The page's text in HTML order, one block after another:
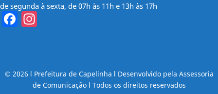
de segunda à sexta, de 07h às 11h e 13h às 17h
Facebook
© 2026 l Prefeitura de Capelinha l Desenvolvido pela Assessoria
de Comunicação l Todos os direitos reservados